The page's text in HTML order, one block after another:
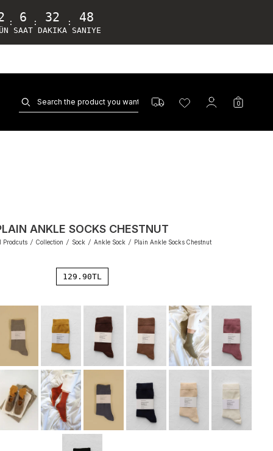
: 6
SAAT
: 32
DAKIKA
: 47
SANIYE
0
ANKLE SOCKS CHESTNUT
Prodcuts / Collection / Sock / Ankle Sock / Plain Ankle Socks Chestnut
129.90TL